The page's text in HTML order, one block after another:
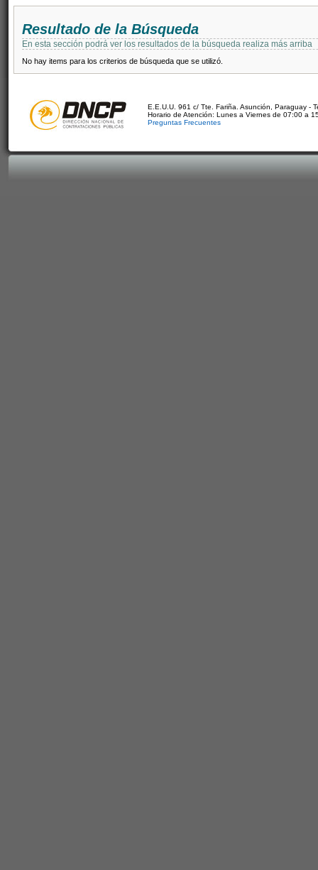
Resultado de la Búsqueda
En esta sección podrá ver los resultados de la búsqueda realiza más arriba
No hay items para los criterios de búsqueda que se utilizó.
E.E.U.U. 961 c/ Tte. Fariña. Asunción, Paraguay -
Horario de Atención: Lunes a Viernes de 07:00 a
Preguntas Frecuentes